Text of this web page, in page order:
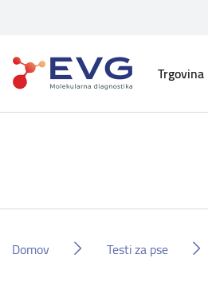
Trgovina
Domov Testi za pse